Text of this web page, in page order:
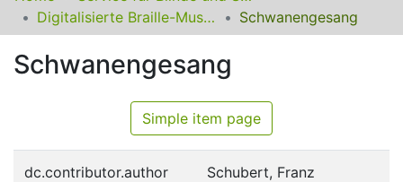
Collections
All of SfBS
Digitalisierte Braille-Musik-Matrizen des VzfB
Schwanengesang
Schwanengesang
Simple item page
dc.contributor.author Schubert, Franz